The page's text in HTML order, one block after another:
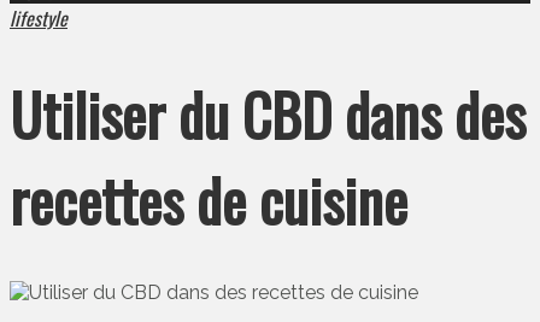
lifestyle
Utiliser du CBD dans des
recettes de cuisine